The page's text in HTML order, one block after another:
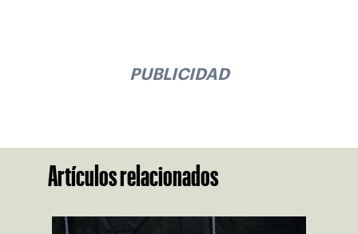
PUBLICIDAD
Artículos relacionados